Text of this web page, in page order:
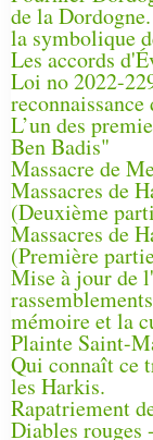
de la Dordogne.
la symbolique
Les accords
Loi no 2022-
L’un des
Ben Badis"
Massacre de
Massacres de
(Deuxième
Massacres de
(Première
Mise à jour de
mémoire et la
Plainte Saint-
Qui connaît ce
les Harkis.
Rapatriement
Diables rouges -